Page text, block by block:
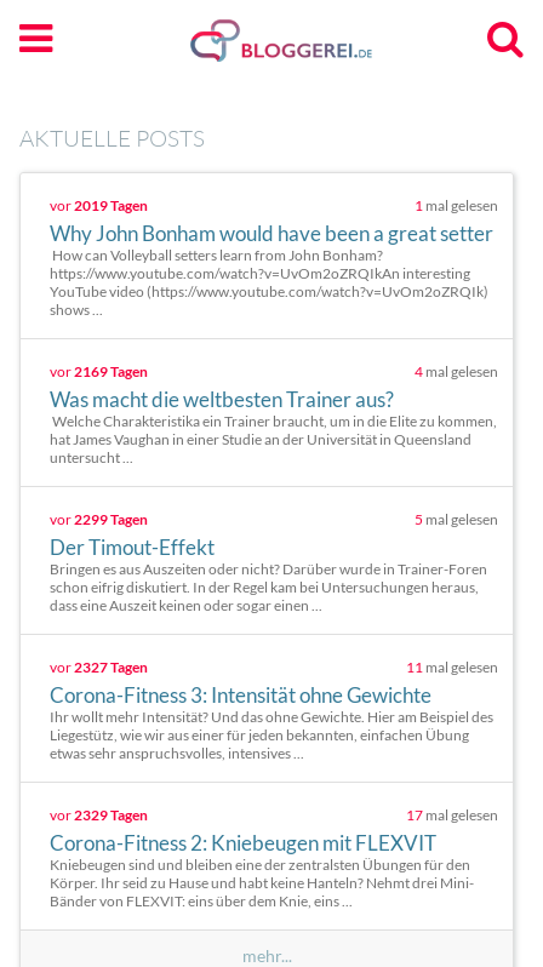
AKTUELLE POSTS
vor2019 Tagen 1 mal gelesen
Why John Bonham would have been a great setter
How can Volleyball setters learn from John Bonham?
https://www.youtube.com/watch?v=UvOm2oZRQIkAn interesting
YouTube video (https://www.youtube.com/watch?v=UvOm2oZRQIk)
shows ...
vor2169 Tagen 4 mal gelesen
Was macht die weltbesten Trainer aus?
Welche Charakteristika ein Trainer braucht, um in die Elite zu kommen,
hat James Vaughan in einer Studie an der Universität in Queensland
untersucht ...
vor2299 Tagen 5 mal gelesen
Der Timout-Effekt
Bringen es aus Auszeiten oder nicht? Darüber wurde in Trainer-Foren
schon eifrig diskutiert. In der Regel kam bei Untersuchungen heraus,
dass eine Auszeit keinen oder sogar einen ...
vor2327 Tagen 11 mal gelesen
Corona-Fitness 3: Intensität ohne Gewichte
Ihr wollt mehr Intensität? Und das ohne Gewichte. Hier am Beispiel des
Liegestütz, wie wir aus einer für jeden bekannten, einfachen Übung
etwas sehr anspruchsvolles, intensives ...
vor2329 Tagen 17 mal gelesen
Corona-Fitness 2: Kniebeugen mit FLEXVIT
Kniebeugen sind und bleiben eine der zentralsten Übungen für den
Körper. Ihr seid zu Hause und habt keine Hanteln? Nehmt drei Mini-
Bänder von FLEXVIT: eins über dem Knie, eins ...
mehr...